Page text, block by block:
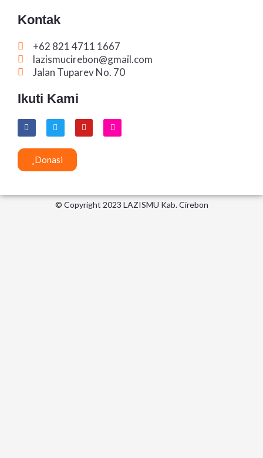
Kontak
+62 821 4711 1667
lazismucirebon@gmail.com
Jalan Tuparev No. 70
Ikuti Kami
F
a
c
e
o
T
w
i
t
e
r
Y
o
u
I
n
s
Donasi
© Copyright 2023 LAZISMU Kab. Cirebon